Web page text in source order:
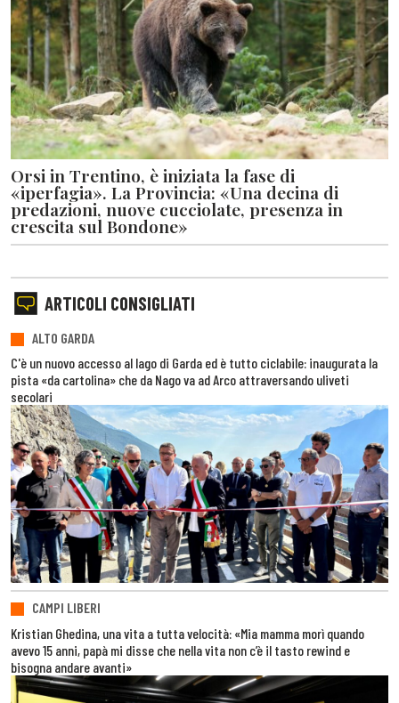
Orsi in Trentino, è iniziata la fase di
«iperfagia». La Provincia: «Una decina di
predazioni, nuove cucciolate, presenza in
crescita sul Bondone»
ARTICOLI CONSIGLIATI
ALTO GARDA
C'è un nuovo accesso al lago di Garda ed è tutto ciclabile: inaugurata la
pista «da cartolina» che da Nago va ad Arco attraversando uliveti
secolari
CAMPI LIBERI
Kristian Ghedina, una vita a tutta velocità: «Mia mamma morì quando
avevo 15 anni, papà mi disse che nella vita non c’è il tasto rewind e
bisogna andare avanti»